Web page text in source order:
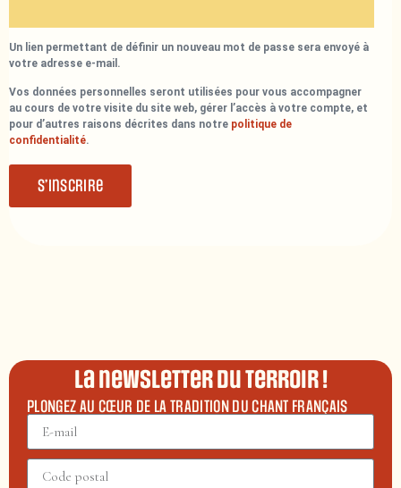
Un lien permettant de définir un nouveau mot de passe sera envoyé à
votre adresse e-mail.
Vos données personnelles seront utilisées pour vous accompagner
au cours de votre visite du site web, gérer l’accès à votre compte, et
pour d’autres raisons décrites dans notre politique de
confidentialité.
S’inscrire
La newsletter du terroir !
PLONGEZ AU CŒUR DE LA TRADITION DU CHANT FRANÇAIS